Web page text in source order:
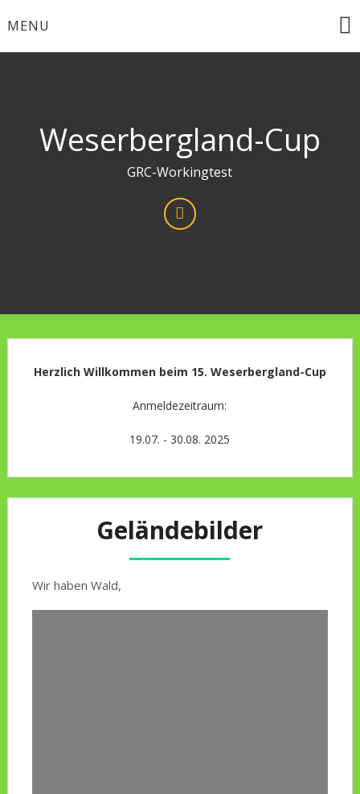
toMENU
Weserbergland-Cup
GRC-Workingtest
Herzlich Willkommen beim 15. Weserbergland-Cup
Anmeldezeitraum:
19.07. - 30.08. 2025
Geländebilder
Wir haben Wald,